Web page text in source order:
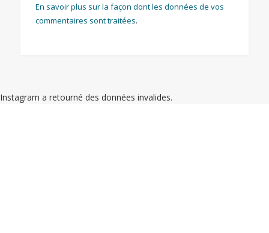
En savoir plus sur la façon dont les données de vos
commentaires sont traitées.
Instagram a retourné des données invalides.